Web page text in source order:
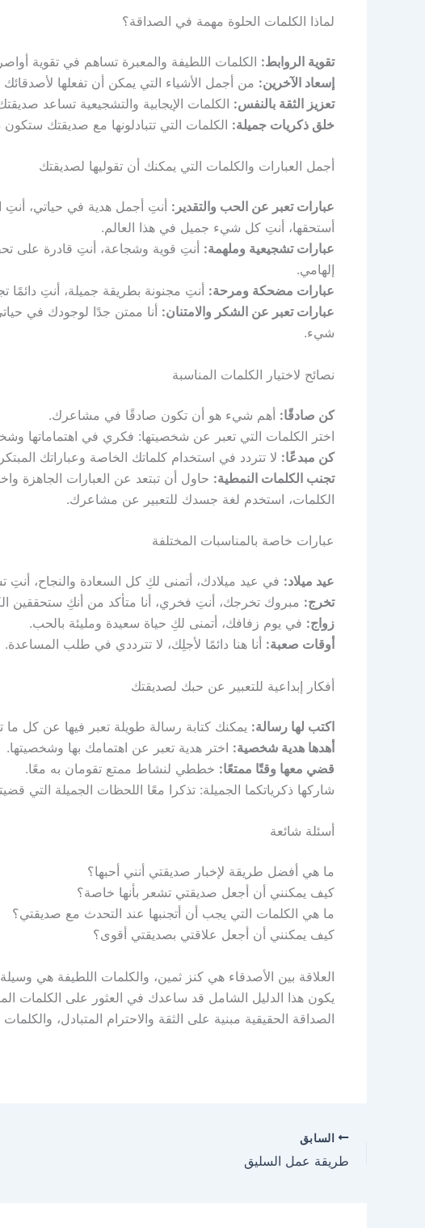
لماذا الكلمات الحلوة مهمة في الصداقة؟
تقوية الروابط: الكلمات اللطيفة والمعبرة تساهم في تقوية
إسعاد الآخرين: من أجمل الأشياء التي يمكن أن تفعلها
تعزيز الثقة بالنفس: الكلمات الإيجابية والتشجيعية تساعد
خلق ذكريات جميلة: الكلمات التي تتبادلونها مع صديقتك
أجمل العبارات والكلمات التي يمكنك أن تقوليها لصديقتك
عبارات تعبر عن الحب والتقدير: أنتِ أجمل هدية في حياتي، أنتِ
أستحقها، أنتِ كل شيء جميل في هذا العالم.
عبارات تشجيعية وملهمة: أنتِ قوية وشجاعة، أنتِ قادرة على
إلهامي.
عبارات مضحكة ومرحة: أنتِ مجنونة بطريقة جميلة، أنتِ دائمًا
عبارات تعبر عن الشكر والامتنان: أنا ممتن جدًا لوجودك في
شيء.
نصائح لاختيار الكلمات المناسبة
كن صادقًا: أهم شيء هو أن تكون صادقًا في مشاعرك.
اختر الكلمات التي تعبر عن شخصيتها: فكري في اهتماماتها
كن مبدعًا: لا تتردد في استخدام كلماتك الخاصة وعباراتك
تجنب الكلمات النمطية: حاول أن تبتعد عن العبارات الجاهزة
الكلمات، استخدم لغة جسدك للتعبير عن مشاعرك.
عبارات خاصة بالمناسبات المختلفة
عيد ميلاد: في عيد ميلادك، أتمنى لكِ كل السعادة والنجاح،
تخرج: مبروك تخرجك، أنتِ فخري، أنا متأكد من أنكِ ستحققين
زواج: في يوم زفافك، أتمنى لكِ حياة سعيدة ومليئة بالحب.
أوقات صعبة: أنا هنا دائمًا لأجلِك، لا تترددي في طلب المساعدة.
أفكار إبداعية للتعبير عن حبك لصديقتك
اكتب لها رسالة: يمكنك كتابة رسالة طويلة تعبر فيها عن كل ما
أهدها هدية شخصية: اختر هدية تعبر عن اهتمامك بها وشخصيتها.
قضي معها وقتًا ممتعًا: خططي لنشاط ممتع تقومان به معًا.
شاركها ذكرياتكما الجميلة: تذكرا معًا اللحظات الجميلة التي
أسئلة شائعة
ما هي أفضل طريقة لإخبار صديقتي أنني أحبها؟
كيف يمكنني أن أجعل صديقتي تشعر بأنها خاصة؟
ما هي الكلمات التي يجب أن أتجنبها عند التحدث مع صديقتي؟
كيف يمكنني أن أجعل علاقتي بصديقتي أقوى؟
العلاقة بين الأصدقاء هي كنز ثمين، والكلمات اللطيفة هي
يكون هذا الدليل الشامل قد ساعدك في العثور على الكلمات
الصداقة الحقيقية مبنية على الثقة والاحترام المتبادل،
السابق
طريقة عمل السليق